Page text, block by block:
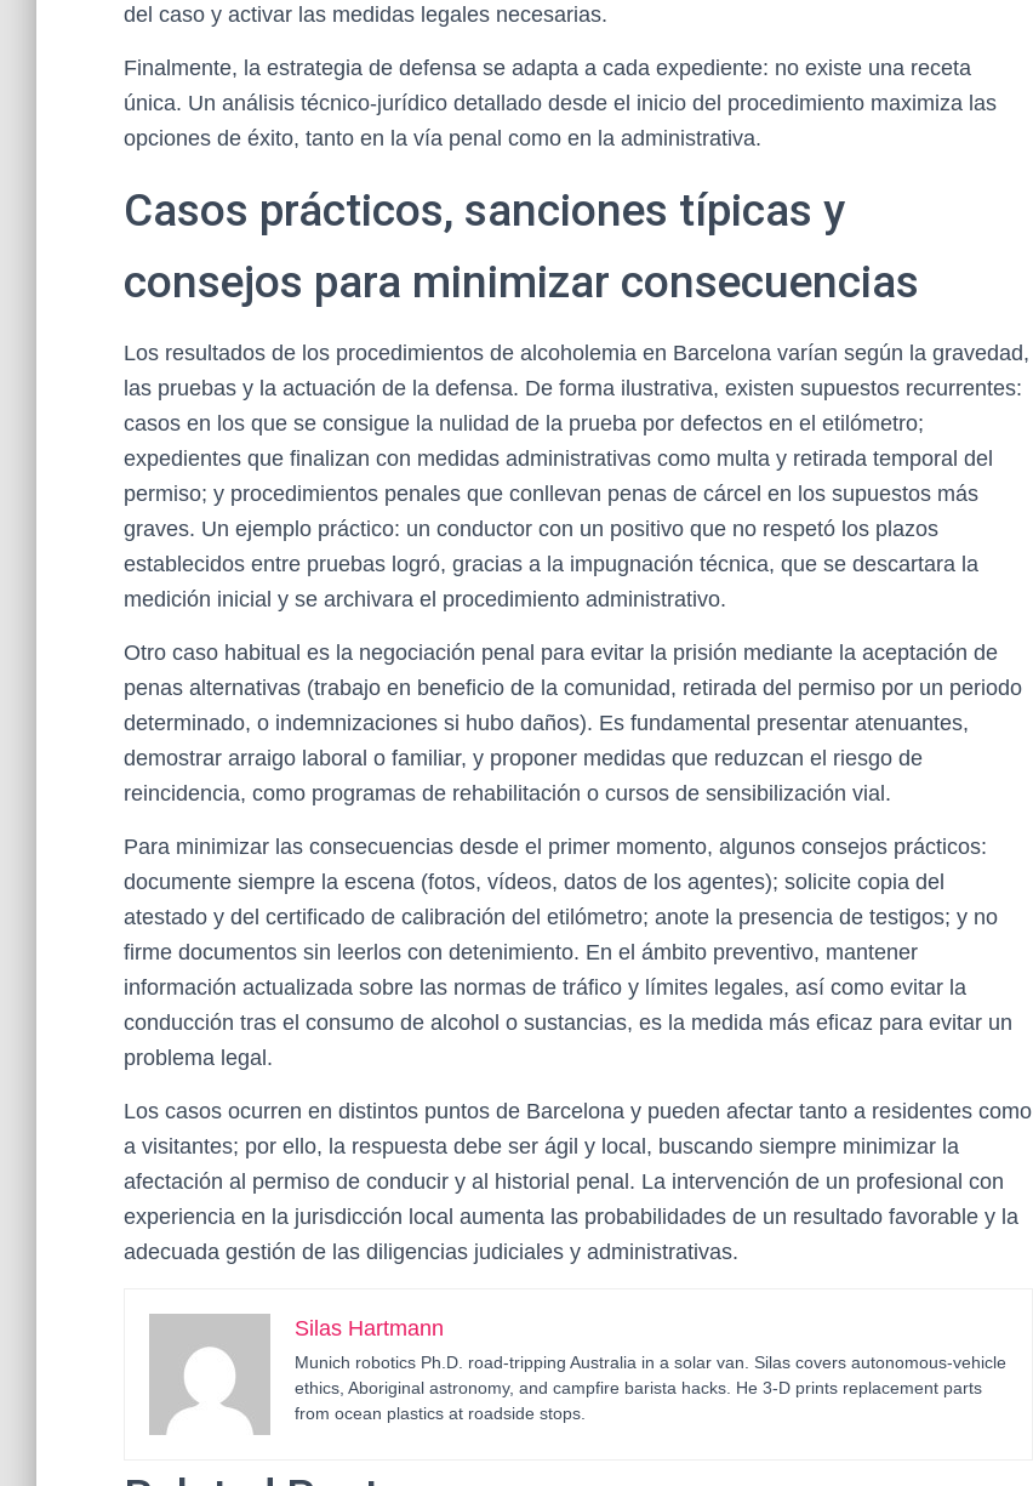
del caso y activar las medidas legales necesarias.
Finalmente, la estrategia de defensa se adapta a cada expediente: no existe una receta
única. Un análisis técnico-jurídico detallado desde el inicio del procedimiento maximiza las
opciones de éxito, tanto en la vía penal como en la administrativa.
Casos prácticos, sanciones típicas y
consejos para minimizar consecuencias
Los resultados de los procedimientos de alcoholemia en Barcelona varían según la gravedad,
las pruebas y la actuación de la defensa. De forma ilustrativa, existen supuestos recurrentes:
casos en los que se consigue la nulidad de la prueba por defectos en el etilómetro;
expedientes que finalizan con medidas administrativas como multa y retirada temporal del
permiso; y procedimientos penales que conllevan penas de cárcel en los supuestos más
graves. Un ejemplo práctico: un conductor con un positivo que no respetó los plazos
establecidos entre pruebas logró, gracias a la impugnación técnica, que se descartara la
medición inicial y se archivara el procedimiento administrativo.
Otro caso habitual es la negociación penal para evitar la prisión mediante la aceptación de
penas alternativas (trabajo en beneficio de la comunidad, retirada del permiso por un periodo
determinado, o indemnizaciones si hubo daños). Es fundamental presentar atenuantes,
demostrar arraigo laboral o familiar, y proponer medidas que reduzcan el riesgo de
reincidencia, como programas de rehabilitación o cursos de sensibilización vial.
Para minimizar las consecuencias desde el primer momento, algunos consejos prácticos:
documente siempre la escena (fotos, vídeos, datos de los agentes); solicite copia del
atestado y del certificado de calibración del etilómetro; anote la presencia de testigos; y no
firme documentos sin leerlos con detenimiento. En el ámbito preventivo, mantener
información actualizada sobre las normas de tráfico y límites legales, así como evitar la
conducción tras el consumo de alcohol o sustancias, es la medida más eficaz para evitar un
problema legal.
Los casos ocurren en distintos puntos de Barcelona y pueden afectar tanto a residentes como
a visitantes; por ello, la respuesta debe ser ágil y local, buscando siempre minimizar la
afectación al permiso de conducir y al historial penal. La intervención de un profesional con
experiencia en la jurisdicción local aumenta las probabilidades de un resultado favorable y la
adecuada gestión de las diligencias judiciales y administrativas.
Silas Hartmann
Munich robotics Ph.D. road-tripping Australia in a solar van. Silas covers autonomous-vehicle
ethics, Aboriginal astronomy, and campfire barista hacks. He 3-D prints replacement parts
from ocean plastics at roadside stops.